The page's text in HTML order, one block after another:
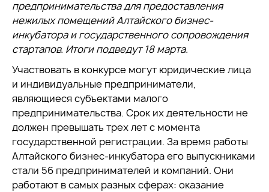
предпринимательства для предоставления
нежилых помещений Алтайского бизнес-
инкубатора и государственного сопровождения
стартапов. Итоги подведут 18 марта.
Участвовать в конкурсе могут юридические лица
и индивидуальные предприниматели,
являющиеся субъектами малого
предпринимательства. Срок их деятельности не
должен превышать трех лет с момента
государственной регистрации. За время работы
Алтайского бизнес-инкубатора его выпускниками
стали 56 предпринимателей и компаний. Они
работают в самых разных сферах: оказание